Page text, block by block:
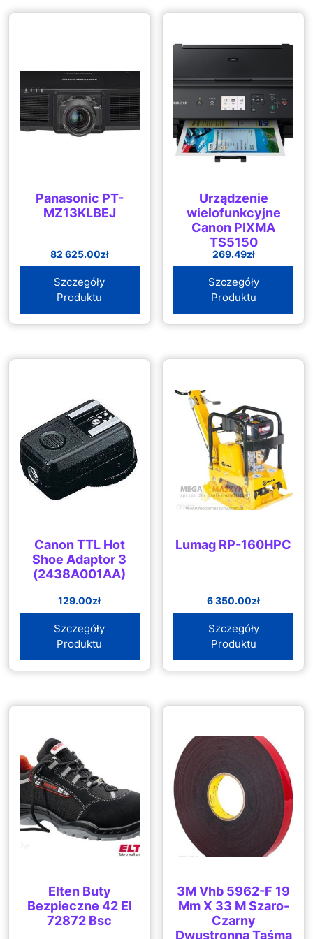
Ppe Roz
Panasonic PT-
MZ13KLBEJ
82 625.00zł
Szczegóły
Produktu
Urządzenie
wielofunkcyjne
Canon PIXMA
TS5150
(2228C006)
269.49zł
Szczegóły
Produktu
Canon TTL Hot
Shoe Adaptor 3
(2438A001AA)
129.00zł
Szczegóły
Produktu
Lumag RP-160HPC
6 350.00zł
Szczegóły
Produktu
Elten Buty
Bezpieczne 42 El
72872 Bsc
3M Vhb 5962-F 19
Mm X 33 M Szaro-
Czarny
Dwustronna Taśma